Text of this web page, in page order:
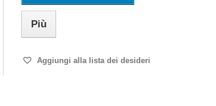
Più
Aggiungi alla lista dei desideri